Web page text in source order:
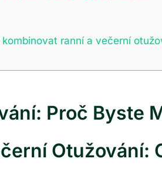
ranní a večerní
Proč Byste
Otužování: